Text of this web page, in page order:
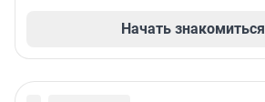
Начать знакомиться